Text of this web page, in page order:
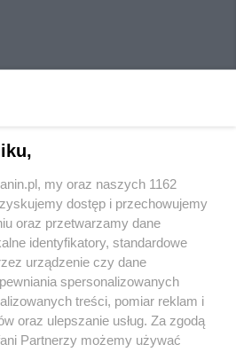
regulamin korzystania z portali
Skontaktuj sięz nami
my oraz naszych 1162
dostęp i przechowujemy
oraz przetwarzamy dane
identyfikatory, standardowe
urządzenie czy dane
spersonalizowanych
treści, pomiar reklam i
oraz ulepszanie usług. Za zgodą
Partnerzy możemy używać